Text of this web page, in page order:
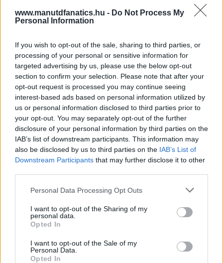
www.manutdfanatics.hu - Do Not Process My
Personal Information
If you wish to opt-out of the sale, sharing to third parties, or
processing of your personal or sensitive information for
targeted advertising by us, please use the below opt-out
section to confirm your selection. Please note that after your
opt-out request is processed you may continue seeing
interest-based ads based on personal information utilized by
us or personal information disclosed to third parties prior to
your opt-out. You may separately opt-out of the further
disclosure of your personal information by third parties on the
IAB’s list of downstream participants. This information may
also be disclosed by us to third parties on the IAB’s List of
Downstream Participants that may further disclose it to other
Please note that this website/app uses one or more Google
not limited to your visit or usage behaviour. You may click to
grant or deny consent to Google and its third-party tags to
use your data for below specified purposes in below Google
consent section.
Personal Data Processing Opt Outs
I want to opt-out of the Sharing of my
personal data.
Opted In
I want to opt-out of the Sale of my
Personal Data.
Opted In